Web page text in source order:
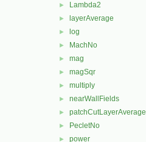
► Lambda2
► layerAverage
► log
► MachNo
► mag
► magSqr
► multiply
► nearWallFields
► patchCutLayerAverage
► PecletNo
► power